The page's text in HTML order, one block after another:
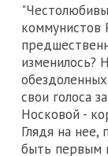
коммунистов
изменилось?
свои голоса
Носковой -
Глядя на нее,
быть первым